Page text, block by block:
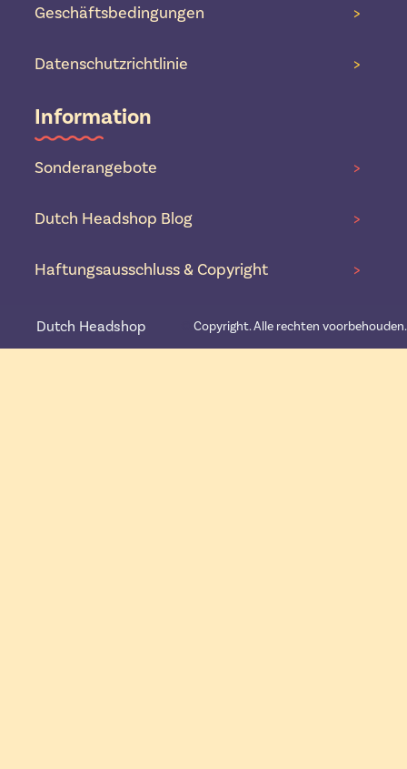
Geschäftsbedingungen >
Datenschutzrichtlinie >
Information
Sonderangebote >
Dutch Headshop Blog >
Haftungsausschluss & Copyright >
Dutch Headshop Copyright. Alle rechten voorbehouden.